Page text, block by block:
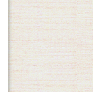
12：30～14：30